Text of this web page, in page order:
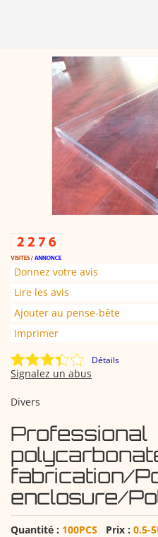
Donnez votre avis
Lire les avis
Ajouter au pense-bête
Imprimer
Détails
Signalez un abus
Divers
Professional
fabrication/
enclosure/
Quantité : 100PCS Prix : 0.5-